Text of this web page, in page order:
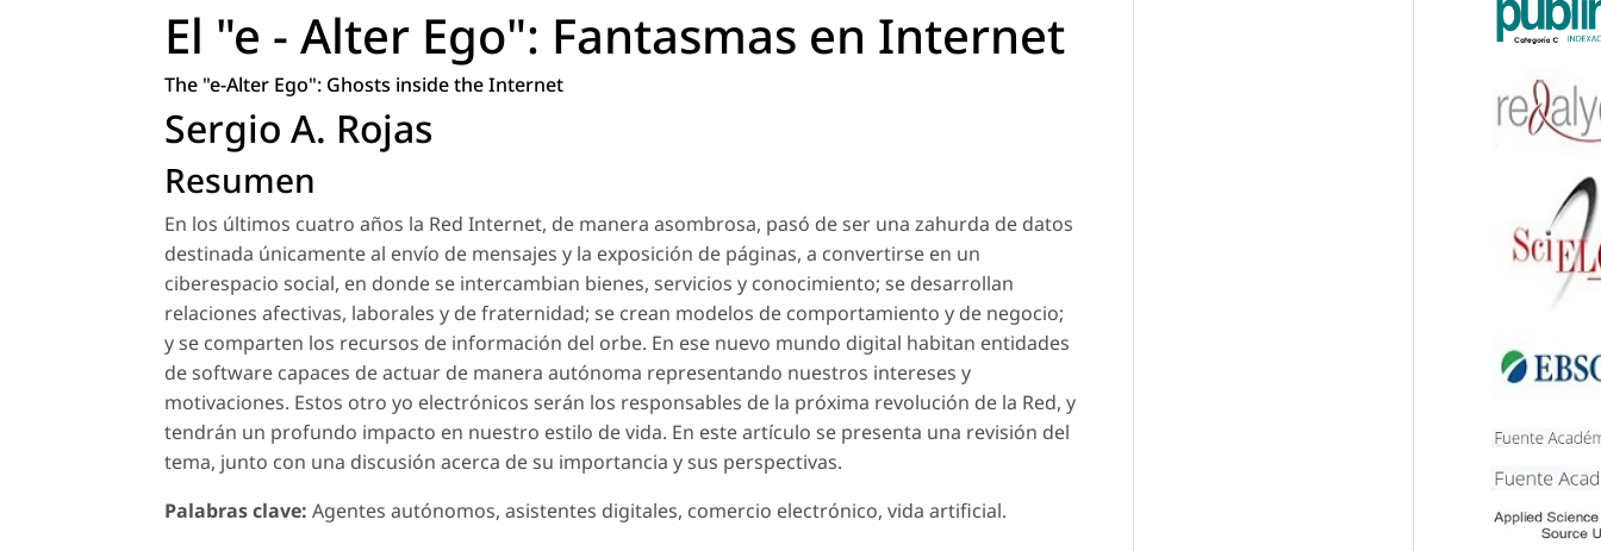
El "e - Alter Ego": Fantasmas en Internet
The "e-Alter Ego": Ghosts inside the Internet
Sergio A. Rojas
Resumen
En los últimos cuatro años la Red Internet, de manera asombrosa, pasó de ser una zahurda de datos
destinada únicamente al envío de mensajes y la exposición de páginas, a convertirse en un
ciberespacio social, en donde se intercambian bienes, servicios y conocimiento; se desarrollan
relaciones afectivas, laborales y de fraternidad; se crean modelos de comportamiento y de negocio;
y se comparten los recursos de información del orbe. En ese nuevo mundo digital habitan entidades
de software capaces de actuar de manera autónoma representando nuestros intereses y
motivaciones. Estos otro yo electrónicos serán los responsables de la próxima revolución de la Red, y
tendrán un profundo impacto en nuestro estilo de vida. En este artículo se presenta una revisión del
tema, junto con una discusión acerca de su importancia y sus perspectivas.
Palabras clave: Agentes autónomos, asistentes digitales, comercio electrónico, vida artificial.